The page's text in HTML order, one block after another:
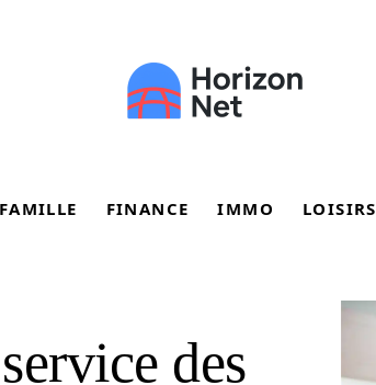
FAMILLE FINANCE IMMO LOISIRS
des